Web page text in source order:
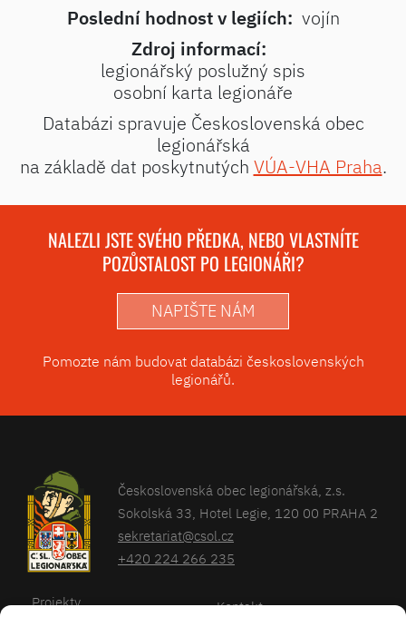
Poslední hodnost v legiích: vojín
Zdroj informací:
legionářský poslužný spis
osobní karta legionáře
Databázi spravuje Československá obec
legionářská
na základě dat poskytnutých VÚA-VHA Praha.
NALEZLI JSTE SVÉHO PŘEDKA, NEBO VLASTNÍTE
POZŮSTALOST PO LEGIONÁŘI?
NAPIŠTE NÁM
Pomozte nám budovat databázi československých
legionářů.
Československá obec legionářská, z.s.
Sokolská 33, Hotel Legie, 120 00 PRAHA 2
sekretariat@csol.cz
+420 224 266 235
Projekty Kontakt